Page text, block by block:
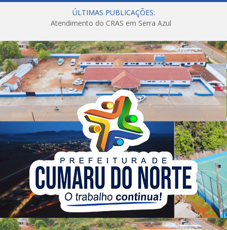
ÚLTIMAS PUBLICAÇÕES:
Atendimento do CRAS em Serra Azul